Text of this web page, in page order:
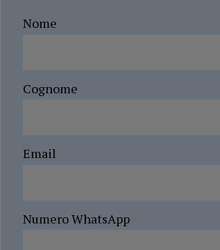
Nome
Cognome
Email
Numero WhatsApp